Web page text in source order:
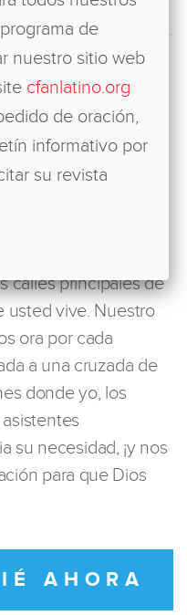
ORACIÓN
UNÁMONOS
sobrenatural del
Los mismos
misionero están
calles principales de
usted vive. Nuestro
ora por cada
a una cruzada de
donde yo, los
su necesidad, ¡y nos
para que Dios
AHORA
de
nuestro sitio web
cfanlatino.org
de oración,
informativo por
su revista